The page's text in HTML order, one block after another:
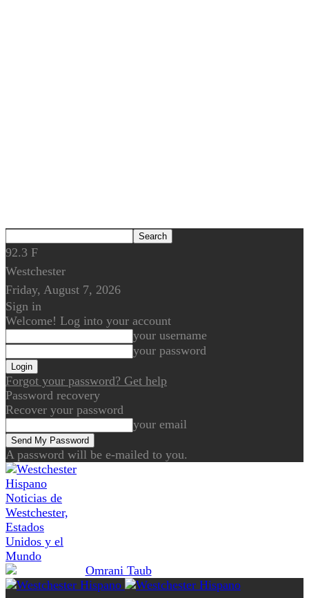
92.3 F
Westchester
Friday, August 7, 2026
Sign in
Welcome! Log into your account
your username
your password
Forgot your password? Get help
Password recovery
Recover your password
your email
A password will be e-mailed to you.
Noticias de
Westchester,
Estados
Unidos y el
Mundo